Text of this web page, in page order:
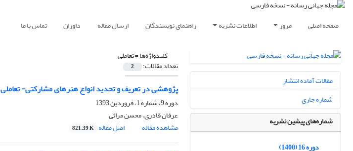
صفحه اصلی مرور اطلاعات نشریه راهنمای نویسندگان ارسال مقاله داوران تماس با ما
کلیدواژه‌ها =تعاملی
تعداد مقالات: 2
پژوهشی در تعریف و تحدید انواع هنرهای مشارکتی- تعاملی
دوره 9، شماره 1، فروردین 1393
عرفان قادری، محسن مراثی
مشاهده مقاله
اصل مقاله 821.39 K
مقالات آماده انتشار
شماره جاری
شماره‌های پیشین نشریه
دوره 16 (1400)